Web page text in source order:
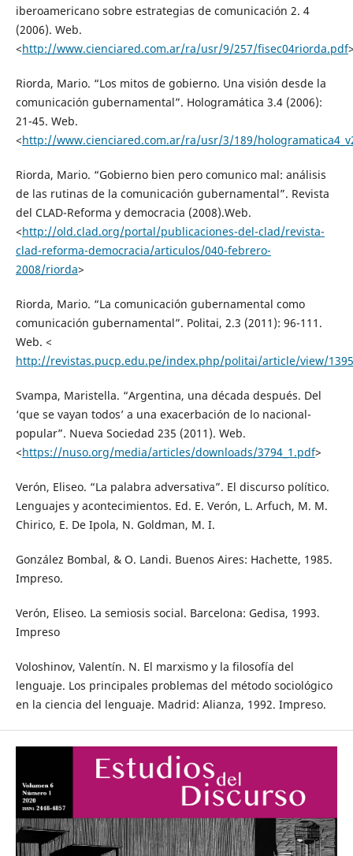
iberoamericano sobre estrategias de comunicación 2. 4
(2006). Web.
<http://www.cienciared.com.ar/ra/usr/9/257/fisec04riorda.pdf
Riorda, Mario. “Los mitos de gobierno. Una visión desde la
comunicación gubernamental”. Hologramática 3.4 (2006):
21-45. Web.
<http://www.cienciared.com.ar/ra/usr/3/189/
Riorda, Mario. “Gobierno bien pero comunico mal: análisis
de las rutinas de la comunicación gubernamental”. Revista
del CLAD-Reforma y democracia (2008).Web.
<http://old.clad.org/portal/publicaciones-del-clad/revista-
clad-reforma-democracia/articulos/040-febrero-
2008/riorda>
Riorda, Mario. “La comunicación gubernamental como
comunicación gubernamental”. Politai, 2.3 (2011): 96-111.
Web. <
http://revistas.pucp.edu.pe/index.php/politai/article/view/
Svampa, Maristella. “Argentina, una década después. Del
‘que se vayan todos’ a una exacerbación de lo nacional-
popular”. Nueva Sociedad 235 (2011). Web.
<https://nuso.org/media/articles/downloads/3794_1.pdf>
Verón, Eliseo. “La palabra adversativa”. El discurso político.
Lenguajes y acontecimientos. Ed. E. Verón, L. Arfuch, M. M.
Chirico, E. De Ipola, N. Goldman, M. I.
González Bombal, & O. Landi. Buenos Aires: Hachette, 1985.
Impreso.
Verón, Eliseo. La semiosis social. Barcelona: Gedisa, 1993.
Impreso
Voloshinov, Valentín. N. El marxismo y la filosofía del
lenguaje. Los principales problemas del método sociológico
en la ciencia del lenguaje. Madrid: Alianza, 1992. Impreso.